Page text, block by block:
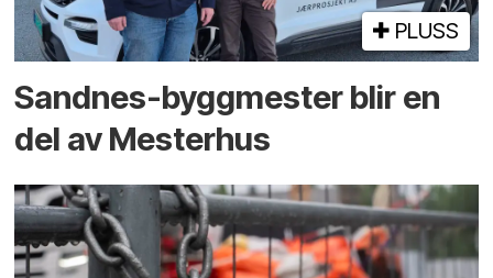
PLUSS
Sandnes-byggmester blir en
del av Mesterhus